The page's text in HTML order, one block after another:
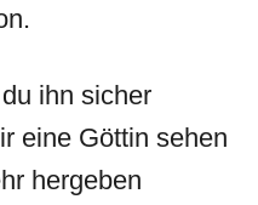
ihn sicher
eine Göttin sehen
hergeben